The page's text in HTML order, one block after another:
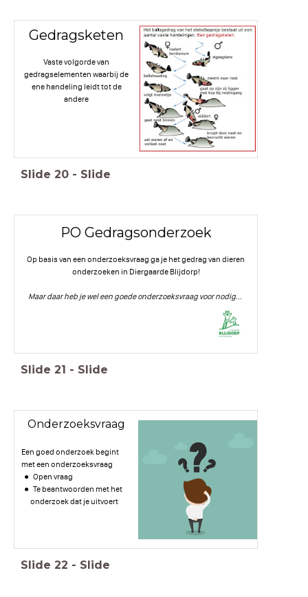
Gedragsketen
Vaste volgorde van
gedragselementen waarbij de
ene handeling leidt tot de
andere
Slide 20 - Slide
PO Gedragsonderzoek
Op basis van een onderzoeksvraag ga je het gedrag van dieren
onderzoeken in Diergaarde Blijdorp!
Maar daar heb je wel een goede onderzoeksvraag voor nodig...
Slide 21 - Slide
Onderzoeksvraag
Een goed onderzoek begint
met een onderzoeksvraag
Open vraag
Te beantwoorden met het
onderzoek dat je uitvoert
Slide 22 - Slide